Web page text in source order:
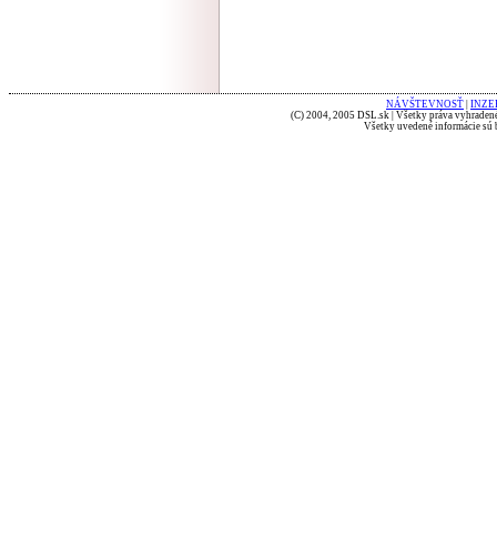
NÁVŠTEVNOSŤ
(C) 2004, 2005 DSL.sk | Všetky práva
Všetky uvedené informácie sú